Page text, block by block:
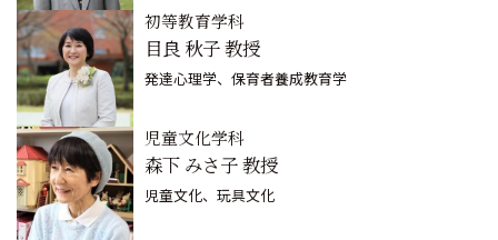
初等教育学科
目良 秋子 教授
発達心理学、保育者養成教育学
児童文化学科
森下 みさ子 教授
児童文化、玩具文化